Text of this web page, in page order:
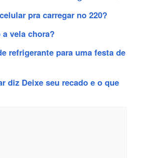
pra carregar no 220?
vela chora?
refrigerante para uma festa de
diz Deixe seu recado e o que